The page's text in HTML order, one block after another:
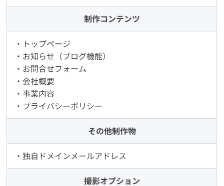
制作コンテンツ
・トップページ
・お知らせ（ブログ機能）
・お問合せフォーム
・会社概要
・事業内容
・プライバシーポリシー
その他制作物
・独自ドメインメールアドレス
撮影オプション